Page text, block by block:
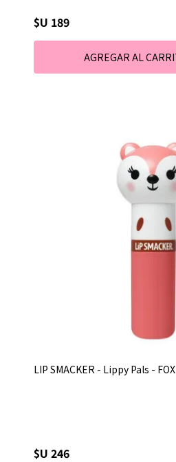
$U 189
LIP SMACKER - Lippy Pals - FOX
$U 246